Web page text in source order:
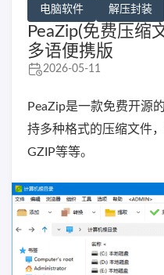
电脑软件 解压封装
PeaZip(免费压缩
多语便携版
2026-05-11
PeaZip是一款免费开源
持多种格式的压缩文件
GZIP等等。